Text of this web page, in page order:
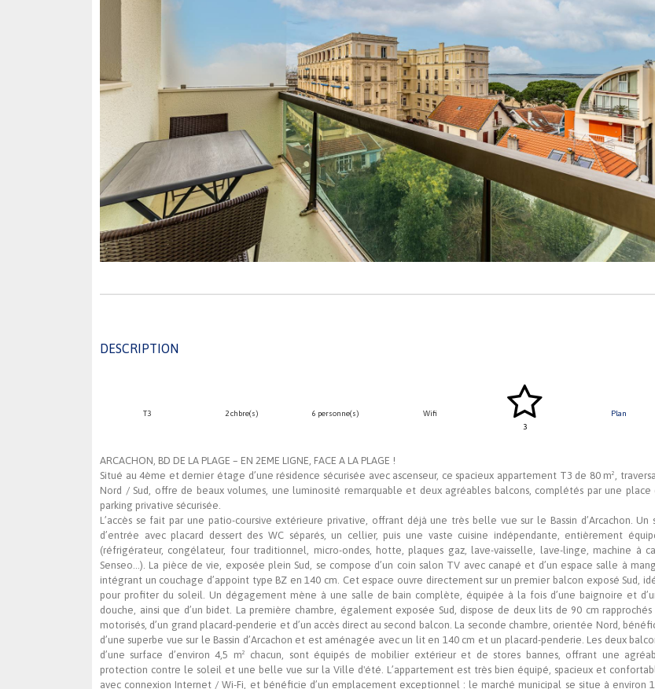
DESCRIPTION
T3 2 chbre(s) 6 personne(s)
Wifi
3
Plan
ARCACHON, BD DE LA PLAGE – EN 2EME LIGNE, FACE A LA PLAGE !
Situé au 4ème et dernier étage d’une résidence sécurisée avec ascenseur, ce spacieux appartement T3 de 80 m²,
Nord / Sud, offre de beaux volumes, une luminosité remarquable et deux agréables balcons, complétés par une place
parking privative sécurisée.
L’accès se fait par une patio-coursive extérieure privative, offrant déjà une très belle vue sur le Bassin d’Arcachon. Un
d’entrée avec placard dessert des WC séparés, un cellier, puis une vaste cuisine indépendante, entièrement
(réfrigérateur, congélateur, four traditionnel, micro-ondes, hotte, plaques gaz, lave-vaisselle, lave-linge, machine à
Senseo…). La pièce de vie, exposée plein Sud, se compose d’un coin salon TV avec canapé et d’un espace salle à
intégrant un couchage d’appoint type BZ en 140 cm. Cet espace ouvre directement sur un premier balcon exposé Sud,
pour profiter du soleil. Un dégagement mène à une salle de bain complète, équipée à la fois d’une baignoire et
douche, ainsi que d’un bidet. La première chambre, également exposée Sud, dispose de deux lits de 90 cm
motorisés, d’un grand placard-penderie et d’un accès direct au second balcon. La seconde chambre, orientée Nord,
d’une superbe vue sur le Bassin d’Arcachon et est aménagée avec un lit en 140 cm et un placard-penderie. Les deux
d’une surface d’environ 4,5 m² chacun, sont équipés de mobilier extérieur et de stores bannes, offrant une
protection contre le soleil et une belle vue sur la Ville d'été. L’appartement est très bien équipé, spacieux et
avec connexion Internet / Wi-Fi, et bénéficie d’un emplacement exceptionnel : le marché municipal se situe à environ